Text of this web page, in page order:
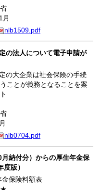
月
nlb1509.pdf
の法人について電子申請が
の大企業は社会保険の手続
ことが義務となることを案
nlb0704.pdf
納付分）からの厚生年金保
版）
保険料額表